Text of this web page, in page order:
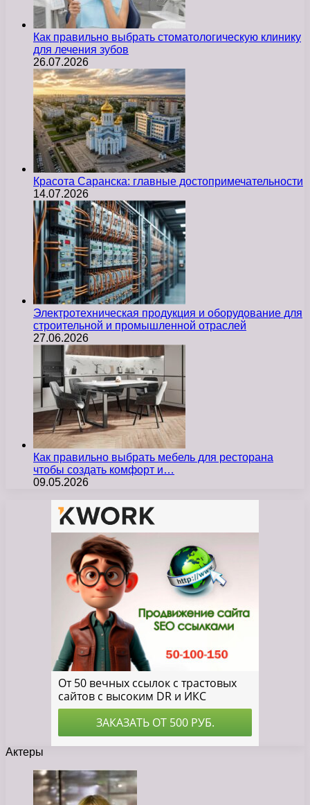
Как правильно выбрать стоматологическую клинику
для лечения зубов
26.07.2026
Красота Саранска: главные достопримечательности
14.07.2026
Электротехническая продукция и оборудование для
строительной и промышленной отраслей
27.06.2026
Как правильно выбрать мебель для ресторана
чтобы создать комфорт и…
09.05.2026
Актеры